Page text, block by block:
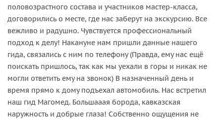
половозрастного состава и участников мастер-класса,
договорились о месте, где нас заберут на экскурсию. Все
вежливо и радушно. Чувствуется профессиональный
подход к делу! Накануне нам пришли данные нашего
гида, связались с ним по телефону (Правда, ему нас ещё
поискать пришлось, так как мы уехали в горы и никак не
могли ответить ему на звонок) В назначенный день и
время прямо к дому подъехал автомобиль. Нас встретил
наш гид Магомед. Большааая борода, кавказская
наружность и добрые глаза! Собственно ощущения не